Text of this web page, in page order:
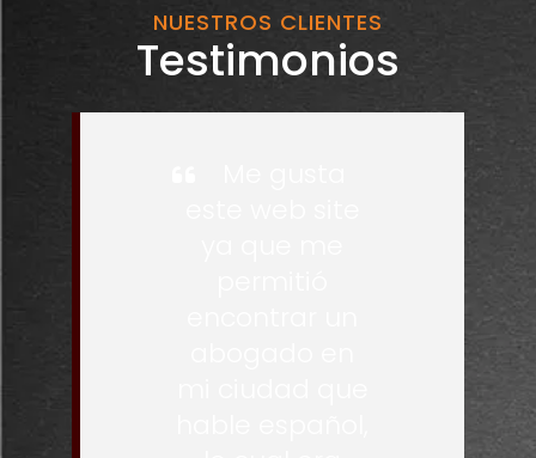
NUESTROS CLIENTES
Testimonios